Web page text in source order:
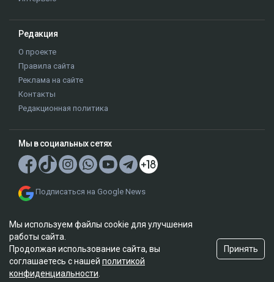
Редакция
О проекте
Правила сайта
Реклама на сайте
Контакты
Редакционная политика
Мы в социальных сетях
Подписаться на Google News
© 2026. ТОО "Ulys Media Group". Все права защищены.
Мы используем файлы cookie для улучшения
работы сайта.
Продолжая использование сайта, вы
соглашаетесь с нашей политикой
конфиденциальности
Принять